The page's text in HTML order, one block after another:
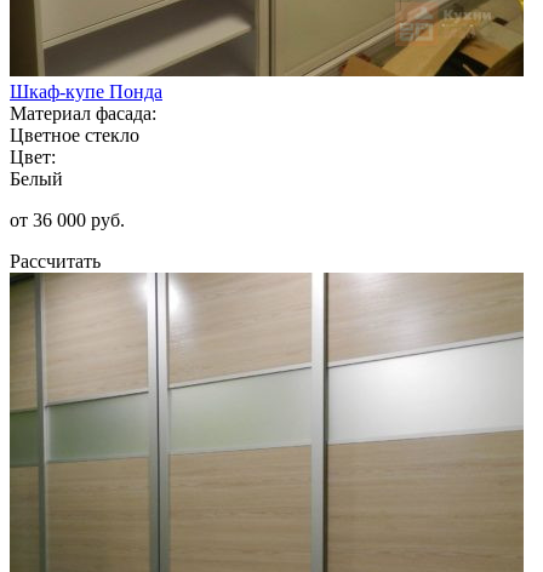
Шкаф-купе Понда
Материал фасада:
Цветное стекло
Цвет:
Белый
от 36 000 руб.
Рассчитать